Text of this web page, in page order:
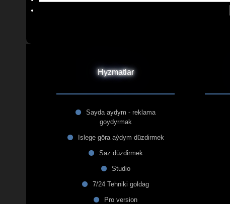
Hyzmatlar
Sayda aydym - reklama
goydyrmak
Islege göra aýdym düzdirmek
Saz düzdirmek
Studio
7/24 Tehniki goldag
Pro version